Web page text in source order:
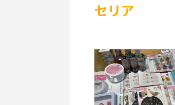
セリア